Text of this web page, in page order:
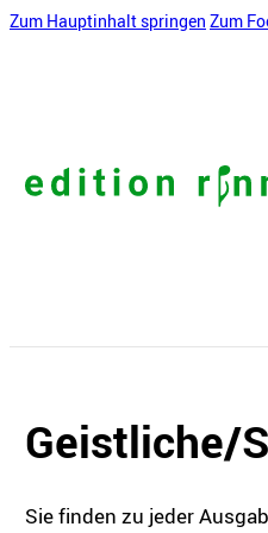
Zum Hauptinhalt springen Zum
Geistliche/
Sie finden zu jeder